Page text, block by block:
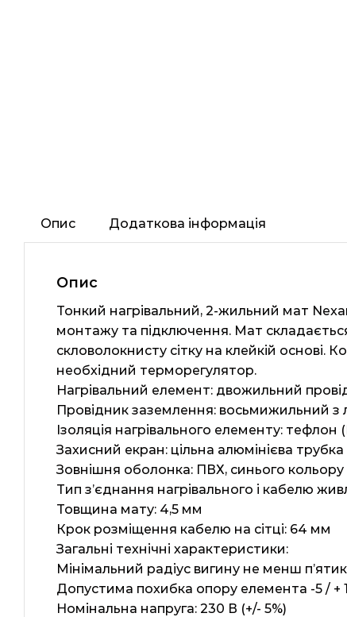
Опис Додаткова інформація
Опис
Тонкий нагрівальний, 2-жильний мат
монтажу та підключення. Мат
скловолокнисту сітку на клейкій
необхідний терморегулятор.
Нагрівальний елемент: двожильний
Провідник заземлення: восьмижильний з
Ізоляція нагрівального елементу: тефлон
Захисний екран: цільна алюмінієва трубка
Зовнішня оболонка: ПВХ, синього кольору
Тип з’єднання нагрівального і кабелю
Товщина мату: 4,5 мм
Крок розміщення кабелю на сітці: 64 мм
Загальні технічні характеристики:
Мінімальний радіус вигину не менш
Допустима похибка опору елемента -5 / +
Номінальна напруга: 230 В (+/- 5%)